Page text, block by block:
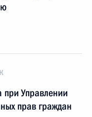
при Управлении
прав граждан